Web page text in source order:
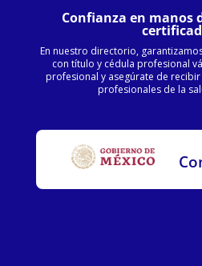
Confianza en manos
En nuestro directorio,
con título y cédula profesional
profesional y asegúrate de
profesionales de la